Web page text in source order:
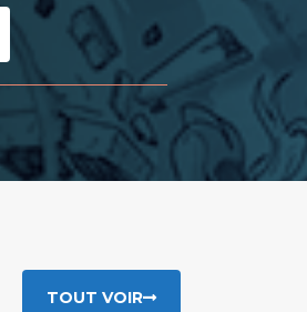
TOUT VOIR